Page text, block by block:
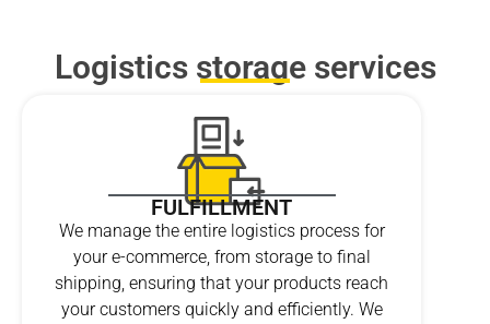
Logistics storage services
FULFILLMENT
We manage the entire logistics process for
your e-commerce, from storage to final
shipping, ensuring that your products reach
your customers quickly and efficiently. We